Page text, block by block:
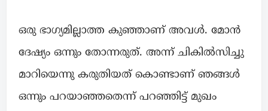
ഒരു ഭാഗ്യമില്ലാത്ത കുഞ്ഞാണ് അവൾ. മോൻ
ദേഷ്യം ഒന്നും തോന്നരുത്. അന്ന് ചികിൽസിച്ചു
മാറിയെന്നു കരുതിയത് കൊണ്ടാണ് ഞങ്ങൾ
ഒന്നും പറയാഞ്ഞതെന്ന് പറഞ്ഞിട്ട് മുഖം